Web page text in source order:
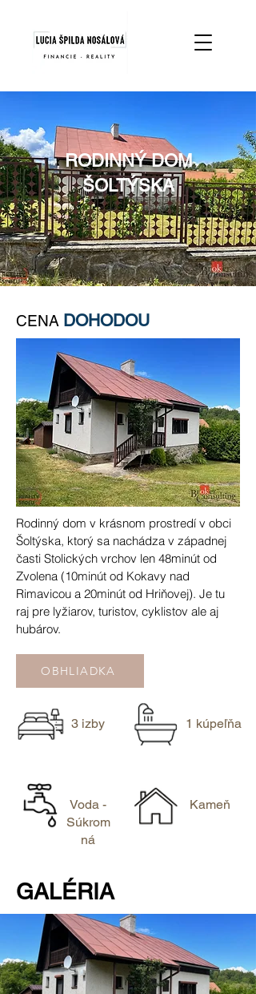
RODINNÝ DOM
ŠOLTÝSKA
CENA DOHODOU
Rodinný dom v krásnom prostredí v obci
Šoltýska, ktorý sa nachádza v západnej
časti Stolických vrchov len 48minút od
Zvolena (10minút od Kokavy nad
Rimavicou a 20minút od Hriňovej). Je tu
raj pre lyžiarov, turistov, cyklistov ale aj
hubárov.
OBHLIADKA
3 izby 1 kúpeľňa
Voda -
Súkrom
ná
Kameň
GALÉRIA